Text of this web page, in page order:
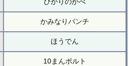
かみなりパンチ
ほうでん
10まんボルト